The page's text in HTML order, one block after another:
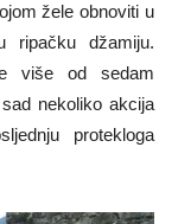
žele obnoviti u
ripačku džamiju.
više od sedam
nekoliko akcija
protekloga